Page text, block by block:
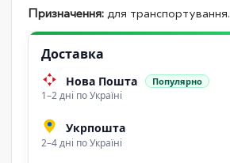
Призначення: для транспортування.
Доставка
Нова Пошта Популярно
1–2 дні по Україні
Укрпошта
2–4 дні по Україні